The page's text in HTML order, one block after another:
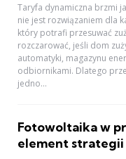
Taryfa dynamiczna brzmi
nie jest rozwiązaniem dla
który potrafi przesuwać
rozczarować, jeśli dom
automatyki, magazynu
odbiornikami. Dlatego
jedno...
Fotowoltaika w
element